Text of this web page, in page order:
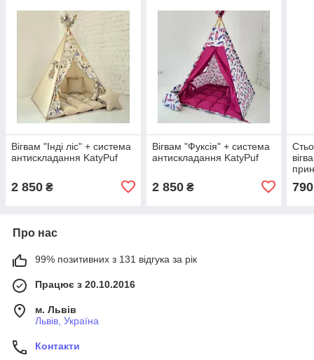
Вігвам "Інді ліс" + система
антискладання KatyPuf
2 850 ₴
Вігвам "Фуксія" + система
антискладання KatyPuf
2 850₴ 790
Про нас
99% позитивних з 131 відгука за рік
Працює з 20.10.2016
м. Львів
Львів, Україна
Контакти